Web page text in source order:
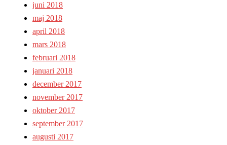
juni 2018
maj 2018
april 2018
mars 2018
februari 2018
januari 2018
december 2017
november 2017
oktober 2017
september 2017
augusti 2017